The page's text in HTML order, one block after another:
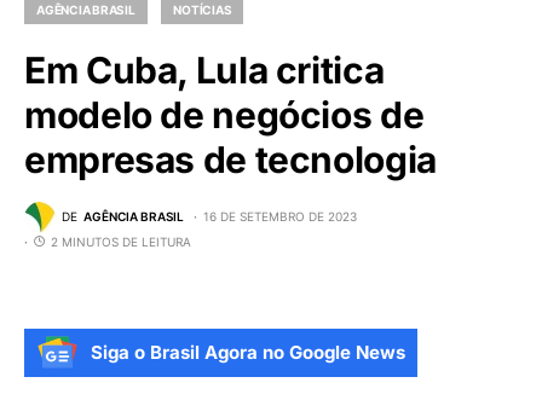
AGÊNCIA BRASIL NOTÍCIAS
Em Cuba, Lula critica
modelo de negócios de
empresas de tecnologia
DE AGÊNCIA BRASIL
16 DE SETEMBRO DE 2023
2 MINUTOS DE LEITURA
Siga o Brasil Agora no Google News